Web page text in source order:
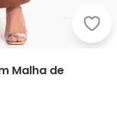
Malha de